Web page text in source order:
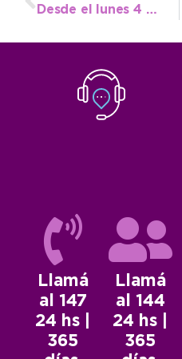
Desde el lunes 4 de mayo el Quirófano Móvil se apostará en la Delegación de Quequén
Llamá
al 147
24 hs |
365
Llamá
al 144
24 hs |
365